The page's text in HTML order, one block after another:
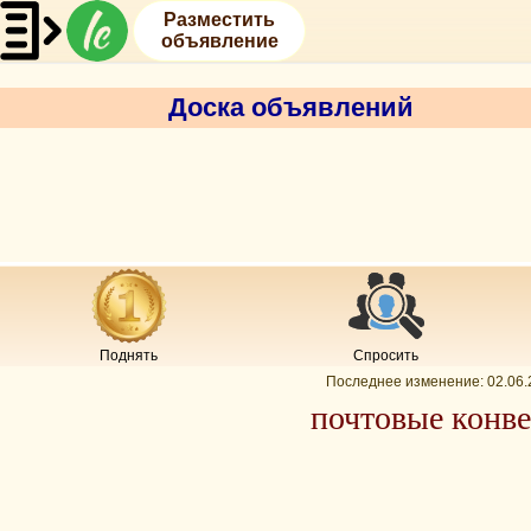
Разместить
объявление
Доска объявлений
Поднять
Спросить
Последнее изменение:
почтовые